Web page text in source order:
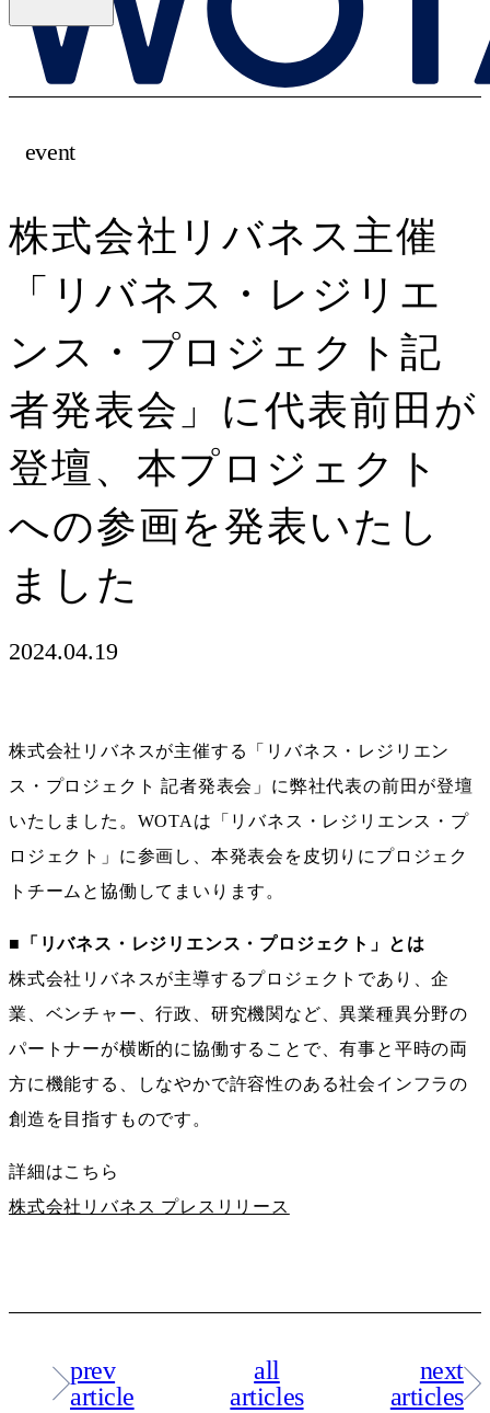
event
株式会社リバネス主催
「リバネス・レジリエ
ンス・プロジェクト記
者発表会」に代表前田が
登壇、本プロジェクト
への参画を発表いたし
ました
2024.04.19
株式会社リバネスが主催する「リバネス・レジリエン
ス・プロジェクト 記者発表会」に弊社代表の前田が登壇
いたしました。WOTAは「リバネス・レジリエンス・プ
ロジェクト」に参画し、本発表会を皮切りにプロジェク
トチームと協働してまいります。
■「リバネス・レジリエンス・プロジェクト」とは
株式会社リバネスが主導するプロジェクトであり、企
業、ベンチャー、行政、研究機関など、異業種異分野の
パートナーが横断的に協働することで、有事と平時の両
方に機能する、しなやかで許容性のある社会インフラの
創造を目指すものです。
詳細はこちら
株式会社リバネス プレスリリース
prev
article
all
articles
next
articles